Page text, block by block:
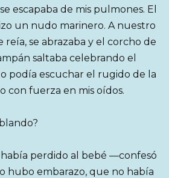
escapaba de mis pulmones. El
un nudo marinero. A nuestro
se abrazaba y el corcho de
saltaba celebrando el
podía escuchar el rugido de la
con fuerza en mis oídos.
perdido al bebé —confesó
hubo embarazo, que no había